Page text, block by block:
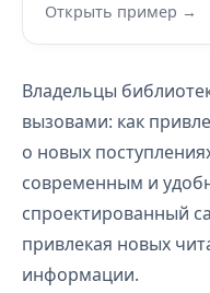
Открыть пример →
Владельцы
вызовами: как
о новых
современным и
спроектированный
привлекая новых
информации.